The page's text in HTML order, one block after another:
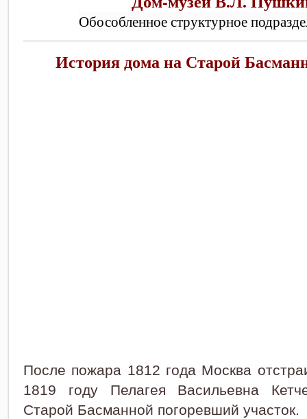
Обособленное структурное
История дома на Старой
После пожара 1812 года Москва
1819 году Пелагея Васильевна
Старой Басманной погоревший участок.